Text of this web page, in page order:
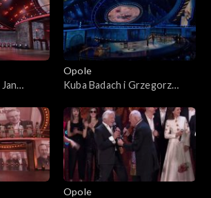
pamięci
koncert pamięci Wojciecha
Trzcińskiego”
pamięci
Opole
Kuba Badach i Grzegorz
KFPP: „Małe tęsknoty –
koncert pamięci Wojciecha
Trzcińskiego”
Opole